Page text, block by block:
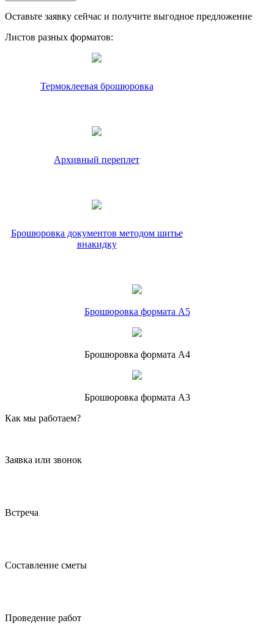
Оставьте заявку сейчас и получите выгодное предложение
Листов разных форматов:
Термоклеевая брошюровка
Архивный переплет
Брошюровка документов методом шитье
внакидку
Брошюровка формата А5
Брошюровка формата А4
Брошюровка формата А3
Как мы работаем?
Заявка или звонок
Встреча
Составление сметы
Проведение работ